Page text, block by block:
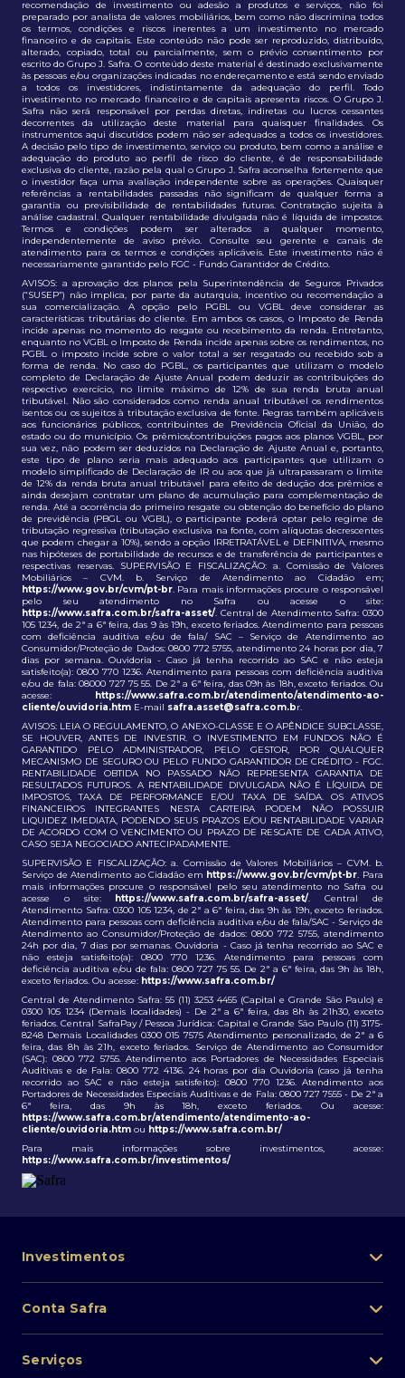
recomendação de investimento ou adesão a produtos e serviços, não foi
preparado por analista de valores mobiliários, bem como não discrimina todos
os termos, condições e riscos inerentes a um investimento no mercado
financeiro e de capitais. Este conteúdo não pode ser reproduzido, distribuído,
alterado, copiado, total ou parcialmente, sem o prévio consentimento por
escrito do Grupo J. Safra. O conteúdo deste material é destinado exclusivamente
às pessoas e/ou organizações indicadas no endereçamento e está sendo enviado
a todos os investidores, indistintamente da adequação do perfil. Todo
investimento no mercado financeiro e de capitais apresenta riscos. O Grupo J.
Safra não será responsável por perdas diretas, indiretas ou lucros cessantes
decorrentes da utilização deste material para quaisquer finalidades. Os
instrumentos aqui discutidos podem não ser adequados a todos os investidores.
A decisão pelo tipo de investimento, serviço ou produto, bem como a análise e
adequação do produto ao perfil de risco do cliente, é de responsabilidade
exclusiva do cliente, razão pela qual o Grupo J. Safra aconselha fortemente que
o investidor faça uma avaliação independente sobre as operações. Quaisquer
referências a rentabilidades passadas não significam de qualquer forma a
garantia ou previsibilidade de rentabilidades futuras. Contratação sujeita à
análise cadastral. Qualquer rentabilidade divulgada não é líquida de impostos.
Termos e condições podem ser alterados a qualquer momento,
independentemente de aviso prévio. Consulte seu gerente e canais de
atendimento para os termos e condições aplicáveis. Este investimento não é
necessariamente garantido pelo FGC - Fundo Garantidor de Crédito.
AVISOS: a aprovação dos planos pela Superintendência de Seguros Privados
(“SUSEP”) não implica, por parte da autarquia, incentivo ou recomendação a
sua comercialização. A opção pelo PGBL ou VGBL deve considerar as
características tributárias do cliente. Em ambos os casos, o Imposto de Renda
incide apenas no momento do resgate ou recebimento da renda. Entretanto,
enquanto no VGBL o Imposto de Renda incide apenas sobre os rendimentos, no
PGBL o imposto incide sobre o valor total a ser resgatado ou recebido sob a
forma de renda. No caso do PGBL, os participantes que utilizam o modelo
completo de Declaração de Ajuste Anual podem deduzir as contribuições do
respectivo exercício, no limite máximo de 12% de sua renda bruta anual
tributável. Não são considerados como renda anual tributável os rendimentos
isentos ou os sujeitos à tributação exclusiva de fonte. Regras também aplicáveis
aos funcionários públicos, contribuintes de Previdência Oficial da União, do
estado ou do município. Os prêmios/contribuições pagos aos planos VGBL, por
sua vez, não podem ser deduzidos na Declaração de Ajuste Anual e, portanto,
este tipo de plano seria mais adequado aos participantes que utilizam o
modelo simplificado de Declaração de IR ou aos que já ultrapassaram o limite
de 12% da renda bruta anual tributável para efeito de dedução dos prêmios e
ainda desejam contratar um plano de acumulação para complementação de
renda. Até a ocorrência do primeiro resgate ou obtenção do benefício do plano
de previdência (PBGL ou VGBL), o participante poderá optar pelo regime de
tributação regressiva (tributação exclusiva na fonte, com alíquotas decrescentes
que podem chegar a 10%), sendo a opção IRRETRATÁVEL e DEFINITIVA, mesmo
nas hipóteses de portabilidade de recursos e de transferência de participantes e
respectivas reservas. SUPERVISÃO E FISCALIZAÇÃO: a. Comissão de Valores
Mobiliários – CVM. b. Serviço de Atendimento ao Cidadão em;
https://www.gov.br/cvm/pt-br. Para mais informações procure o responsável
pelo seu atendimento no Safra ou acesse o site:
https://www.safra.com.br/safra-asset/. Central de Atendimento Safra: 0300
105 1234, de 2ª a 6ª feira, das 9 às 19h, exceto feriados. Atendimento para pessoas
com deficiência auditiva e/ou de fala/ SAC – Serviço de Atendimento ao
Consumidor/Proteção de Dados: 0800 772 5755, atendimento 24 horas por dia, 7
dias por semana. Ouvidoria - Caso já tenha recorrido ao SAC e não esteja
satisfeito(a): 0800 770 1236. Atendimento para pessoas com deficiência auditiva
e/ou de fala: 08000 727 75 55. De 2ª a 6ª feira, das 09h às 18h, exceto feriados. Ou
acesse: https://www.safra.com.br/atendimento/atendimento-ao-
cliente/ouvidoria.htm E-mail safra.asset@safra.com.br.
AVISOS: LEIA O REGULAMENTO, O ANEXO-CLASSE E O APÊNDICE SUBCLASSE,
SE HOUVER, ANTES DE INVESTIR. O INVESTIMENTO EM FUNDOS NÃO É
GARANTIDO PELO ADMINISTRADOR, PELO GESTOR, POR QUALQUER
MECANISMO DE SEGURO OU PELO FUNDO GARANTIDOR DE CRÉDITO - FGC.
RENTABILIDADE OBTIDA NO PASSADO NÃO REPRESENTA GARANTIA DE
RESULTADOS FUTUROS. A RENTABILIDADE DIVULGADA NÃO É LÍQUIDA DE
IMPOSTOS, TAXA DE PERFORMANCE E/OU TAXA DE SAÍDA. OS ATIVOS
FINANCEIROS INTEGRANTES NESTA CARTEIRA PODEM NÃO POSSUIR
LIQUIDEZ IMEDIATA, PODENDO SEUS PRAZOS E/OU RENTABILIDADE VARIAR
DE ACORDO COM O VENCIMENTO OU PRAZO DE RESGATE DE CADA ATIVO,
CASO SEJA NEGOCIADO ANTECIPADAMENTE.
SUPERVISÃO E FISCALIZAÇÃO: a. Comissão de Valores Mobiliários – CVM. b.
Serviço de Atendimento ao Cidadão em https://www.gov.br/cvm/pt-br. Para
mais informações procure o responsável pelo seu atendimento no Safra ou
acesse o site: https://www.safra.com.br/safra-asset/. Central de
Atendimento Safra: 0300 105 1234, de 2ª a 6ª feira, das 9h às 19h, exceto feriados.
Atendimento para pessoas com deficiência auditiva e/ou de fala/SAC - Serviço de
Atendimento ao Consumidor/Proteção de dados: 0800 772 5755, atendimento
24h por dia, 7 dias por semanas. Ouvidoria - Caso já tenha recorrido ao SAC e
não esteja satisfeito(a): 0800 770 1236. Atendimento para pessoas com
deficiência auditiva e/ou de fala: 0800 727 75 55. De 2ª a 6ª feira, das 9h às 18h,
exceto feriados. Ou acesse: https://www.safra.com.br/
Central de Atendimento Safra: 55 (11) 3253 4455 (Capital e Grande São Paulo) e
0300 105 1234 (Demais localidades) - De 2ª a 6ª feira, das 8h às 21h30, exceto
feriados. Central SafraPay / Pessoa Jurídica: Capital e Grande São Paulo (11) 3175-
8248 Demais Localidades 0300 015 7575 Atendimento personalizado, de 2ª a 6
feira, das 8h às 21h, exceto feriados. Serviço de Atendimento ao Consumidor
(SAC): 0800 772 5755. Atendimento aos Portadores de Necessidades Especiais
Auditivas e de Fala: 0800 772 4136. 24 horas por dia Ouvidoria (caso já tenha
recorrido ao SAC e não esteja satisfeito): 0800 770 1236. Atendimento aos
Portadores de Necessidades Especiais Auditivas e de Fala: 0800 727 7555 - De 2ª a
6ª feira, das 9h às 18h, exceto feriados. Ou acesse:
https://www.safra.com.br/atendimento/atendimento-ao-
cliente/ouvidoria.htm ou https://www.safra.com.br/
Para mais informações sobre investimentos, acesse:
https://www.safra.com.br/investimentos/
Investimentos
Lista de fundos de investimento
Conta Safra
Pessoa Física
Serviços